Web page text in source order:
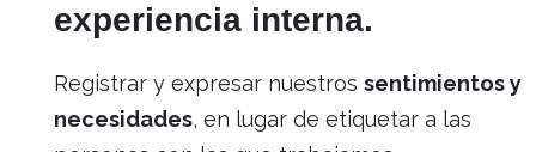
experiencia interna.
Registrar y expresar nuestros sentimientos y
necesidades, en lugar de etiquetar a las